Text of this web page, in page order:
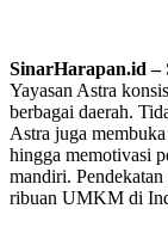
SinarHarapan.id–
Yayasan Astra
berbagai daerah.
Astra juga membuka
hingga memotivasi
mandiri. Pendekatan
ribuan UMKM di